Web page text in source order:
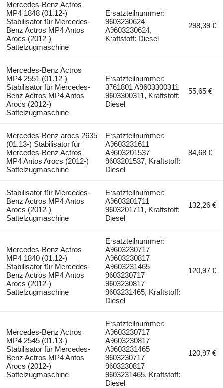
Mercedes-Benz Actros
MP4 1848 (01.12-)
Stabilisator für Mercedes-
Benz Actros MP4 Antos
Arocs (2012-)
Sattelzugmaschine
Ersatzteilnummer:
9603230624
A9603230624,
Kraftstoff: Diesel
298,39 €
Mercedes-Benz Actros
MP4 2551 (01.12-)
Stabilisator für Mercedes-
Benz Actros MP4 Antos
Arocs (2012-)
Sattelzugmaschine
Ersatzteilnummer:
3761801 A9603300311
9603300311, Kraftstoff:
Diesel
55,65 €
Mercedes-Benz arocs 2635
(01.13-) Stabilisator für
Mercedes-Benz Actros
MP4 Antos Arocs (2012-)
Sattelzugmaschine
Ersatzteilnummer:
A9603231611
A9603201537
9603201537, Kraftstoff:
Diesel
84,68 €
Stabilisator für Mercedes-
Benz Actros MP4 Antos
Arocs (2012-)
Sattelzugmaschine
Ersatzteilnummer:
A9603201711
9603201711, Kraftstoff:
Diesel
132,26 €
Mercedes-Benz Actros
MP4 1840 (01.12-)
Stabilisator für Mercedes-
Benz Actros MP4 Antos
Arocs (2012-)
Sattelzugmaschine
Ersatzteilnummer:
A9603230717
A9603230817
A9603231465
9603230717
9603230817
9603231465, Kraftstoff:
Diesel
120,97 €
Mercedes-Benz Actros
MP4 2545 (01.13-)
Stabilisator für Mercedes-
Benz Actros MP4 Antos
Arocs (2012-)
Sattelzugmaschine
Ersatzteilnummer:
A9603230717
A9603230817
A9603231465
9603230717
9603230817
9603231465, Kraftstoff:
Diesel
120,97 €